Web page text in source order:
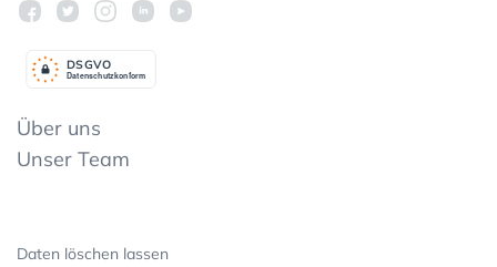
Datenschutzkonform
DSGVO
Über uns
Unser Team
Daten löschen lassen